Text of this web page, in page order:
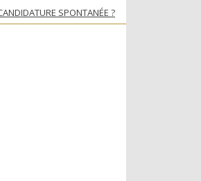
SPONTANÉE ?